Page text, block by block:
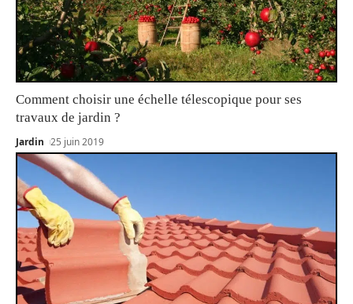
Comment choisir une échelle télescopique pour ses
travaux de jardin ?
Jardin 25 juin 2019